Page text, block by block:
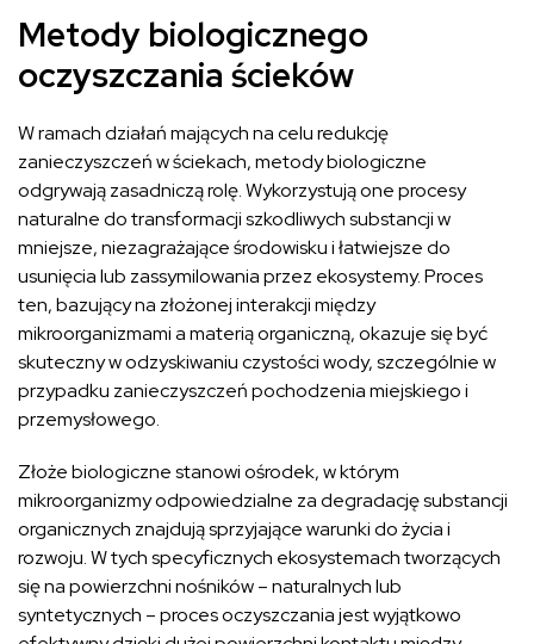
Metody biologicznego
oczyszczania ścieków
W ramach działań mających na celu redukcję
zanieczyszczeń w ściekach, metody biologiczne
odgrywają zasadniczą rolę. Wykorzystują one procesy
naturalne do transformacji szkodliwych substancji w
mniejsze, niezagrażające środowisku i łatwiejsze do
usunięcia lub zassymilowania przez ekosystemy. Proces
ten, bazujący na złożonej interakcji między
mikroorganizmami a materią organiczną, okazuje się być
skuteczny w odzyskiwaniu czystości wody, szczególnie w
przypadku zanieczyszczeń pochodzenia miejskiego i
przemysłowego.
Złoże biologiczne stanowi ośrodek, w którym
mikroorganizmy odpowiedzialne za degradację substancji
organicznych znajdują sprzyjające warunki do życia i
rozwoju. W tych specyficznych ekosystemach tworzących
się na powierzchni nośników – naturalnych lub
syntetycznych – proces oczyszczania jest wyjątkowo